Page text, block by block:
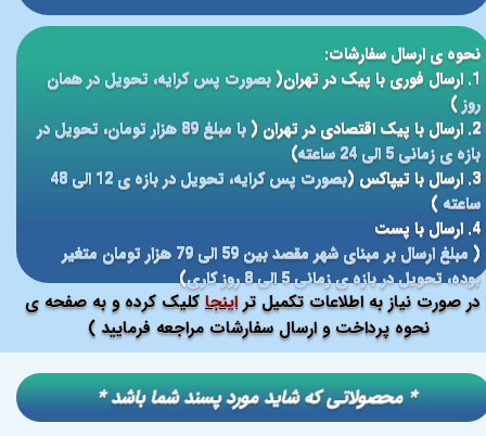
صورت نیاز به اطلاعات تکمیل تراینجا کلیک کرده و به صفحه ی
نحوه پرداخت و ارسال سفارشات مراجعه فرمایید )
نحوه ی ارسال سفارشات:
1. ارسال فوری با پیک در تهران(
بصورت پس کرایه، تحویل در همان
روز)
2. ارسال با پیک اقتصادی در تهران (
با مبلغ 89 هزار تومان، تحویل در
بازه ی زمانی 5 الی 24 ساعته
)
3. ارسال با تیپاکس (
بصورت پس کرایه، تحویل در بازه ی 12 الی 48
ساعته )
4. ارسال با پست
(
مبلغ ارسال بر مبنای شهر مقصد بین 59 الی 79 هزار تومان متغیر
بوده، تحویل در بازه ی زمانی 5 الی 8 روز کاری
)
​​* محصولاتی که شاید مورد پسند شما باشد *